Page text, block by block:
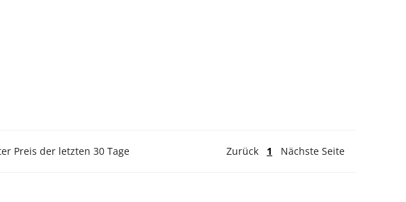
Preis der letzten 30 Tage Zurück 1 Nächste Seite